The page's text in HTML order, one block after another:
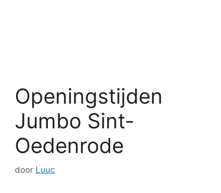
Openingstijden
Jumbo Sint-
Oedenrode
door Luuc